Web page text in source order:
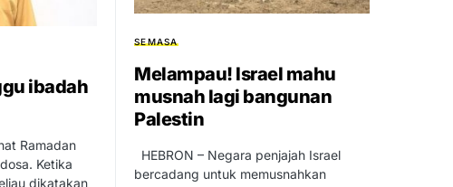
ibadah
Ramadan
Ketika
dikatakan
SEMASA
Melampau! Israel mahu
musnah lagi bangunan
Palestin
HEBRON – Negara penjajah Israel
bercadang untuk memusnahkan